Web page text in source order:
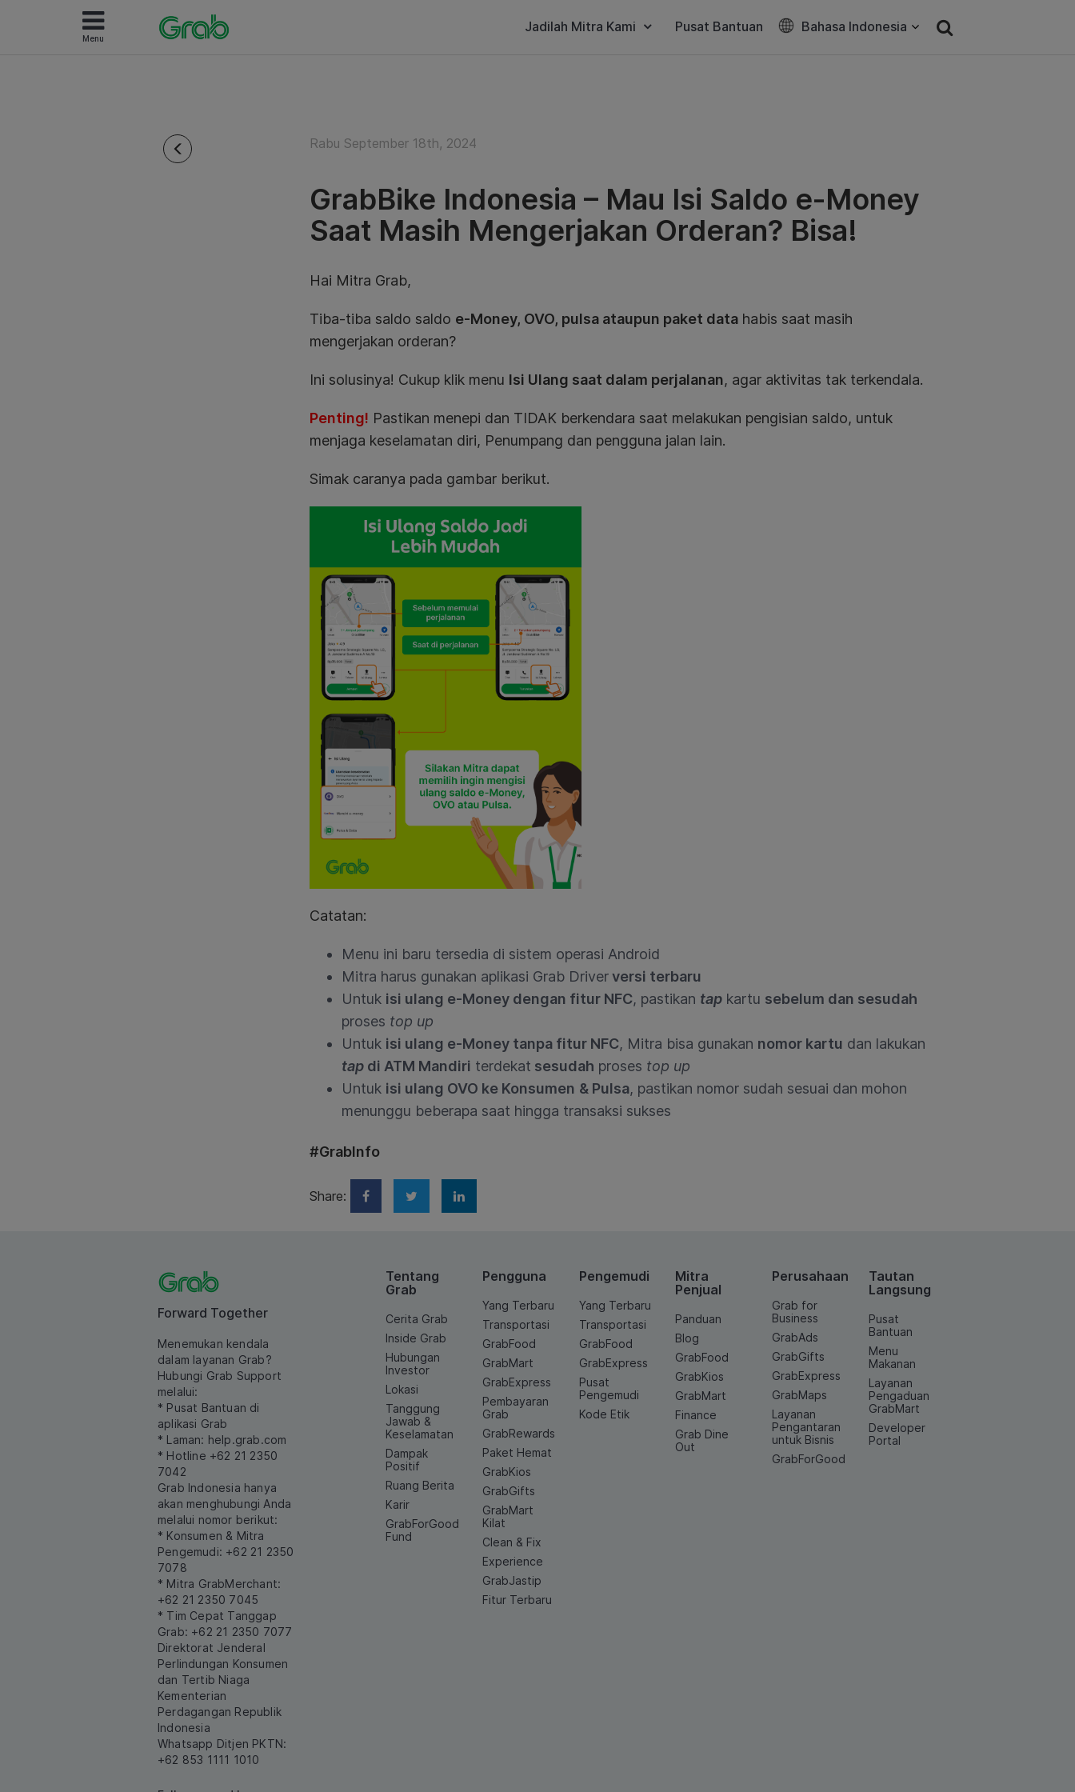
Menu
Jadilah Mitra Kami Pusat Bantuan Bahasa Indonesia
Rabu September 18th, 2024
GrabBike Indonesia – Mau Isi Saldo e-Money
Saat Masih Mengerjakan Orderan? Bisa!
Hai Mitra Grab,
Tiba-tiba saldo saldo e-Money, OVO, pulsa ataupun paket data habis saat masih
mengerjakan orderan?
Ini solusinya! Cukup klik menu Isi Ulang saat dalam perjalanan, agar aktivitas tak terkendala.
Penting! Pastikan menepi dan TIDAK berkendara saat melakukan pengisian saldo, untuk
menjaga keselamatan diri, Penumpang dan pengguna jalan lain.
Simak caranya pada gambar berikut.
Catatan:
Menu ini baru tersedia di sistem operasi Android
Mitra harus gunakan aplikasi Grab Driverversi terbaru
Untuk isi ulang e-Money dengan fitur NFC, pastikan tap kartu sebelum dan sesudah
proses top up
Untuk isi ulang e-Money tanpa fitur NFC, Mitra bisa gunakan nomor kartu dan lakukan
tap di ATM Mandiri terdekat sesudah proses top up
Untuk isi ulang OVO ke Konsumen & Pulsa, pastikan nomor sudah sesuai dan mohon
menunggu beberapa saat hingga transaksi sukses
#GrabInfo
Share:
Forward Together
Menemukan kendala
dalam layanan Grab?
Hubungi Grab Support
melalui:
* Pusat Bantuan di
aplikasi Grab
* Laman: help.grab.com
* Hotline +62 21 2350
7042
Grab Indonesia hanya
akan menghubungi Anda
melalui nomor berikut:
* Konsumen & Mitra
Pengemudi: +62 21 2350
7078
* Mitra GrabMerchant:
+62 21 2350 7045
* Tim Cepat Tanggap
Grab: +62 21 2350 7077
Direktorat Jenderal
Perlindungan Konsumen
dan Tertib Niaga
Kementerian
Perdagangan Republik
Indonesia
Whatsapp Ditjen PKTN:
+62 853 1111 1010
Tentang
Grab
Cerita Grab
Inside Grab
Hubungan
Investor
Lokasi
Tanggung
Jawab &
Keselamatan
Dampak
Positif
Ruang Berita
Karir
GrabForGood
Fund
Pengguna
Yang Terbaru
Transportasi
GrabFood
GrabMart
GrabExpress
Pembayaran
Grab
GrabRewards
Paket Hemat
GrabKios
GrabGifts
GrabMart
Kilat
Clean & Fix
Experience
GrabJastip
Fitur Terbaru
Pengemudi
Yang Terbaru
Transportasi
GrabFood
GrabExpress
Pusat
Pengemudi
Kode Etik
Mitra
Penjual
Panduan
Blog
GrabFood
GrabKios
GrabMart
Finance
Grab Dine
Out
Perusahaan
Grab for
Business
GrabAds
GrabGifts
GrabExpress
GrabMaps
Layanan
Pengantaran
untuk Bisnis
GrabForGood
Tautan
Langsung
Pusat
Bantuan
Menu
Makanan
Layanan
Pengaduan
GrabMart
Developer
Portal